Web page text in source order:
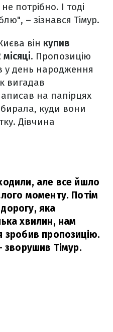
потрібно. І тоді
– зізнався Тімур.
він купив
. Пропозицію
у день народження
вигадав
на папірцях
куди вони
Дівчина
але все йшло
моменту. Потім
яка
хвилин, нам
зробив пропозицію.
зворушив Тімур.